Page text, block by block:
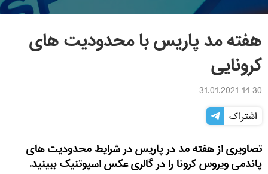
هفته مد پاریس با محدودیت های
کرونایی
14:30 31.01.2021
اشتراک
تصاویری از هفته مد در پاریس در شرایط محدودیت های
پاندمی ویروس کرونا را در گالری عکس اسپوتنیک ببینید.